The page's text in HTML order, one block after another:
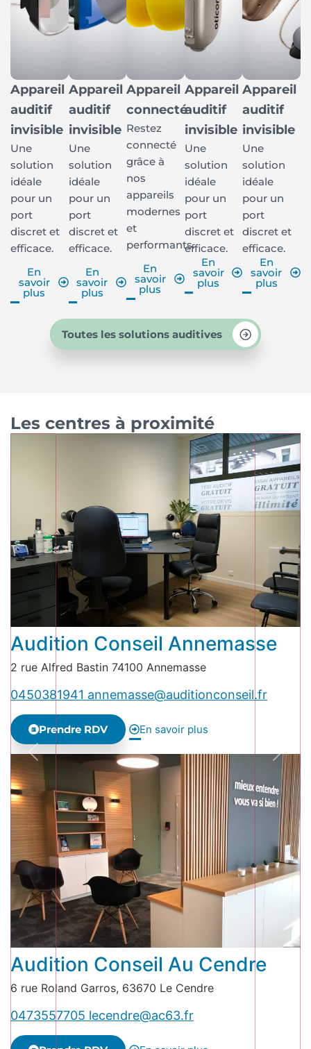
Appareil
auditif
invisible
Une
solution
idéale
pour un
port
discret et
efficace.
En
savoir
plus
Appareil
auditif
invisible
Une
solution
idéale
pour un
port
discret et
efficace.
En
savoir
plus
Appareil
connecté
Restez
connecté
grâce à
nos
appareils
modernes
et
performants.
En
savoir
plus
Appareil
auditif
invisible
Une
solution
idéale
pour un
port
discret et
efficace.
En
savoir
plus
Appareil
auditif
invisible
Une
solution
idéale
pour un
port
discret et
efficace.
En
savoir
plus
Toutes les solutions auditives
Les centres à proximité
Audition Conseil Annemasse
2 rue Alfred Bastin 74100 Annemasse
0450381941 annemasse@auditionconseil.fr
Prendre RDV En savoir plus
Audition Conseil Au Cendre
6 rue Roland Garros, 63670 Le Cendre
0473557705 lecendre@ac63.fr